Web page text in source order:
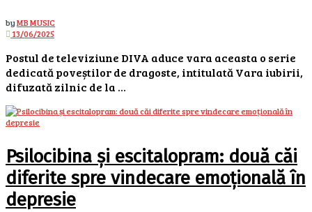
byMB MUSIC
13/06/2025
Postul de televiziune DIVA aduce vara aceasta o serie
dedicată poveștilor de dragoste, intitulată Vara iubirii,
difuzată zilnic de la ...
Psilocibina și escitalopram: două căi
diferite spre vindecare emoțională în
depresie